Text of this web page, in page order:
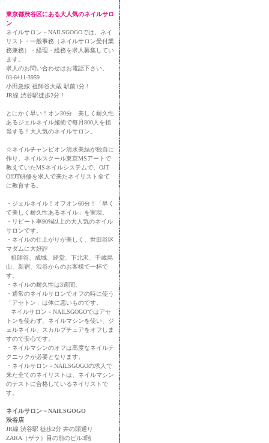
東京都渋谷区にある大人気のネイルサロ
ン
ネイルサロン－NAILSGOGOでは、ネイ
リスト・一般事務（ネイルサロン受付業
務兼務）・経理・総務を求人募集してい
ます。
求人のお問い合わせはお電話下さい。
03-6411-3959
小田急線 祖師谷大蔵 駅前1分！
JR線 渋谷駅徒歩2分！
とにかく早い！オン30分 美しく耐久性
あるジェルネイル施術で毎月800人を担
当する！大人気のネイルサロン。
☆ネイルチャンピオン清水美結が独自に
作り、ネイルスクール東京MSアートで
教えていたMSネイルシステムで、OJT
OffJT研修を求人で来たネイリスト全て
に教育する。
・ジェルネイル！オフオン60分！「早く
て美しく耐久性あるネイル」を実現。
・リピート率90%以上の大人気のネイル
サロンです。
・ネイルの仕上がりが美しく、世田谷区
マダムに大好評
祖師谷、成城、経堂、下北沢、千歳烏
山、新宿、渋谷からのお客様で一杯で
す。
・ネイルの耐久性は3週間。
・通常のネイルサロンでオフの時に使う
「アセトン」は体に悪いものです。
ネイルサロン－NAILSGOGOではアセ
トンを使わず、ネイルマシンを使い、ジ
ェルネイル、スカルプチュアをオフしま
すので安心です。
・ネイルマシンのオフは高度なネイルテ
クニックが必要となります。
・ネイルサロン－NAILSGOGOの求人で
来た全てのネイリストは、ネイルマシン
のテストに合格しているネイリストで
す。
ネイルサロン－NAILSGOGO
渋谷店
JR線 渋谷駅 徒歩2分 井の頭通り
ZARA（ザラ）目の前のビル3階